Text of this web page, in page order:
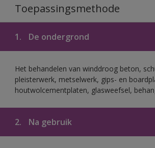
Toepassingsmethode
1. De ondergrond
Het behandelen van winddroog beton,
pleisterwerk, metselwerk, gips- en
houtwolcementplaten, glasweefsel,
2. Na gebruik